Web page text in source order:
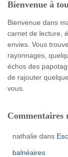
Bienvenue à
Bienvenue dans
carnet de lecture,
envies. Vous
rayonnages,
échos des
de rajouter
vous.
Commentaires
nathalie dans
balnéaires